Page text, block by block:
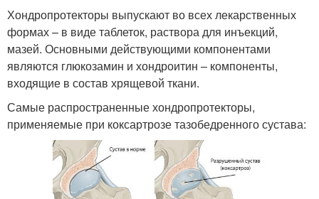
Хондропротекторы выпускают во всех лекарственных
формах – в виде таблеток, раствора для инъекций,
мазей. Основными действующими компонентами
являются глюкозамин и хондроитин – компоненты,
входящие в состав хрящевой ткани.
Самые распространенные хондропротекторы,
применяемые при коксартрозе тазобедренного сустава: